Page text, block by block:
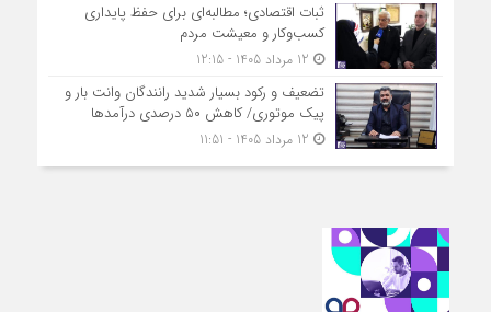
ثبات اقتصادی؛ مطالبه‌ای برای حفظ پایداری
کسب‌وکار و معیشت مردم
تضعیف و رکود بسیار شدید رانندگان وانت بار و
پیک موتوری/ کاهش ۵۰ درصدی درآمدها